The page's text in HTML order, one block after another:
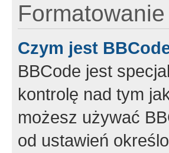
Czym jest
BBCode jest
kontrolę nad tym
możesz używać
od ustawień